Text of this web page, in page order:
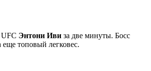
Энтони Иви за две минуты. Босс
еще топовый легковес.